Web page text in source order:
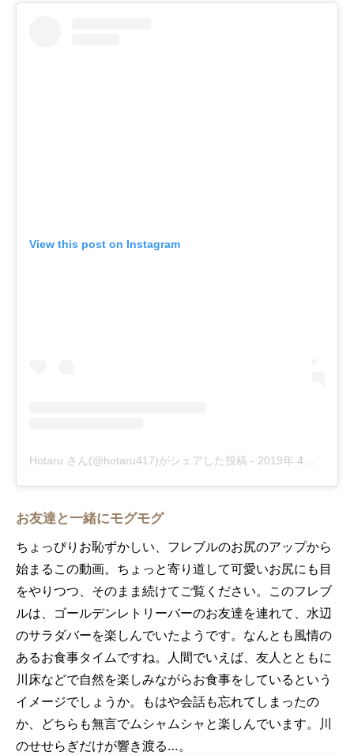
View this post on Instagram
Hotaru さん(@hotaru417)がシェアした投稿 - 2019年 4月月18日午後11時08分PDT
お友達と一緒にモグモグ
ちょっぴりお恥ずかしい、フレブルのお尻のアップから
始まるこの動画。ちょっと寄り道して可愛いお尻にも目
をやりつつ、そのまま続けてご覧ください。このフレブ
ルは、ゴールデンレトリーバーのお友達を連れて、水辺
のサラダバーを楽しんでいたようです。なんとも風情の
あるお食事タイムですね。人間でいえば、友人とともに
川床などで自然を楽しみながらお食事をしているという
イメージでしょうか。もはや会話も忘れてしまったの
か、どちらも無言でムシャムシャと楽しんでいます。川
のせせらぎだけが響き渡る…。